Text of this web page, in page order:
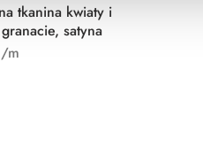
tkanina kwiaty i
satyna